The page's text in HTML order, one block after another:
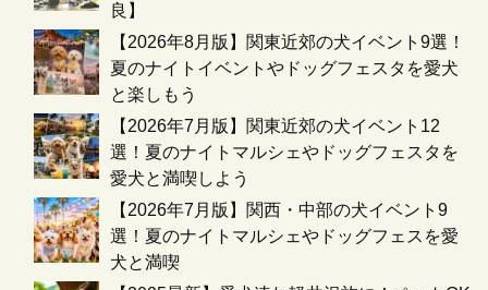
良】
【2026年8月版】関東近郊の犬イベント9選！
夏のナイトイベントやドッグフェスタを愛犬
と楽しもう
【2026年7月版】関東近郊の犬イベント12
選！夏のナイトマルシェやドッグフェスタを
愛犬と満喫しよう
【2026年7月版】関西・中部の犬イベント9
選！夏のナイトマルシェやドッグフェスを愛
犬と満喫